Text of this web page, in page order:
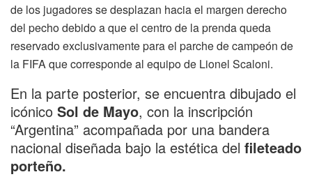
de los jugadores se desplazan hacia el margen derecho
del pecho debido a que el centro de la prenda queda
reservado exclusivamente para el parche de campeón de
la FIFA que corresponde al equipo de Lionel Scaloni.
En la parte posterior, se encuentra dibujado el
icónico Sol de Mayo, con la inscripción
“Argentina” acompañada por una bandera
nacional diseñada bajo la estética del fileteado
porteño.